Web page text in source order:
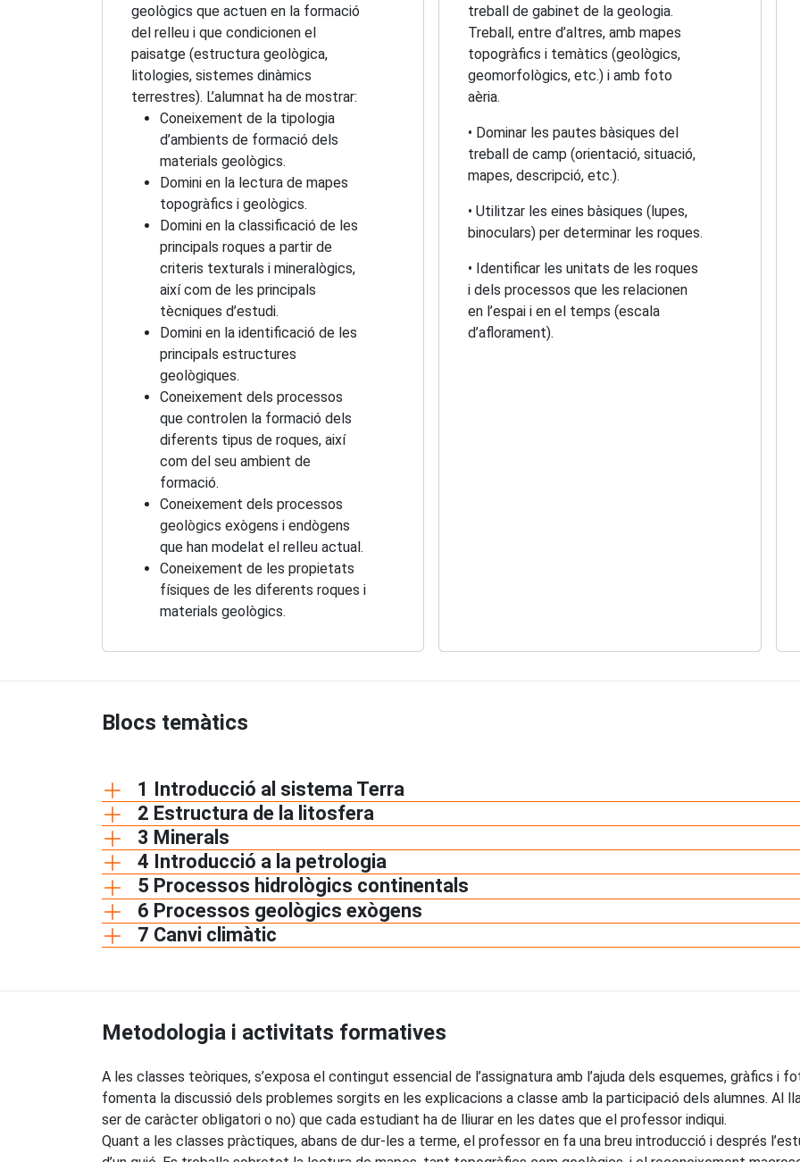
geològics que actuen en la formació
del relleu i que condicionen el
paisatge (estructura geològica,
litologies, sistemes dinàmics
terrestres). L’alumnat ha de mostrar:
Coneixement de la tipologia
d’ambients de formació dels
materials geològics.
Domini en la lectura de mapes
topogràfics i geològics.
Domini en la classificació de les
principals roques a partir de
criteris texturals i mineralògics,
així com de les principals
tècniques d’estudi.
Domini en la identificació de les
principals estructures
geològiques.
Coneixement dels processos
que controlen la formació dels
diferents tipus de roques, així
com del seu ambient de
formació.
Coneixement dels processos
geològics exògens i endògens
que han modelat el relleu actual.
Coneixement de les propietats
físiques de les diferents roques i
materials geològics.
treball de gabinet de la geologia.
Treball, entre d’altres, amb mapes
topogràfics i temàtics (geològics,
geomorfològics, etc.) i amb foto
aèria.
• Dominar les pautes bàsiques del
treball de camp (orientació, situació,
mapes, descripció, etc.).
• Utilitzar les eines bàsiques (lupes,
binoculars) per determinar les roques.
• Identificar les unitats de les roques
i dels processos que les relacionen
en l’espai i en el temps (escala
d’aflorament).
Blocs temàtics
1 Introducció al sistema Terra
2 Estructura de la litosfera
3 Minerals
4 Introducció a la petrologia
5 Processos hidrològics continentals
6 Processos geològics exògens
7 Canvi climàtic
Metodologia i activitats formatives
A les classes teòriques, s’exposa el contingut essencial de l’assignatura amb l’ajuda dels esquemes, gràfics i
fomenta la discussió dels problemes sorgits en les explicacions a classe amb la participació dels alumnes. Al
ser de caràcter obligatori o no) que cada estudiant ha de lliurar en les dates que el professor indiqui.
Quant a les classes pràctiques, abans de dur-les a terme, el professor en fa una breu introducció i després